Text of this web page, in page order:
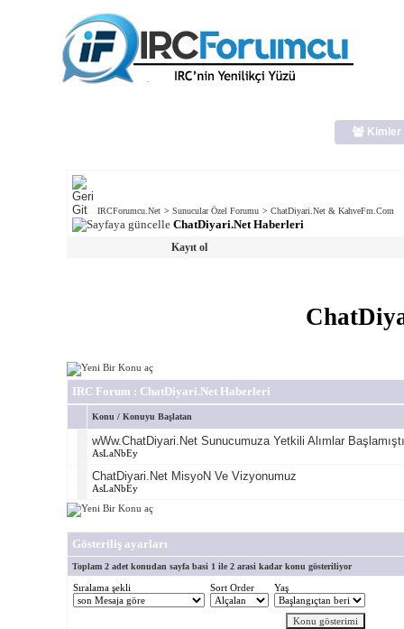
Kimler
IRCForumcu.Net > Sunucular Özel Forumu > ChatDiyari.Net & KahveFm.Com
ChatDiyari.Net Haberleri
Kayıt ol
IRC Forum : ChatDiyari.Net Haberleri
Konu / Konuyu Başlatan
wWw.ChatDiyari.Net Sunucumuza Yetkili Alımlar
AsLaNbEy
ChatDiyari.Net MisyoN Ve Vizyonumuz
AsLaNbEy
Gösteriliş ayarları
Toplam 2 adet konudan sayfa basi 1 ile 2 arasi kadar konu gösteriliyor
Sıralama şekli Sort Order Yaş